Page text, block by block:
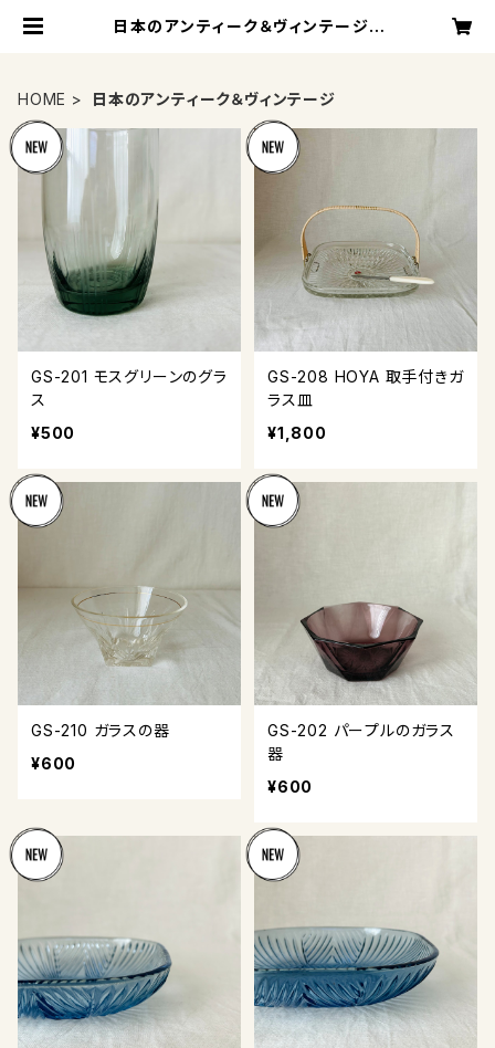
日本のアンティーク＆ヴィンテージ |
HOME 日本のアンティーク＆ヴィンテージ
GS-201 モスグリーンのグラ
ス
¥500
GS-208 HOYA 取手付きガ
ラス皿
¥1,800
GS-210 ガラスの器
¥600
GS-202 パープルのガラス
器
¥600